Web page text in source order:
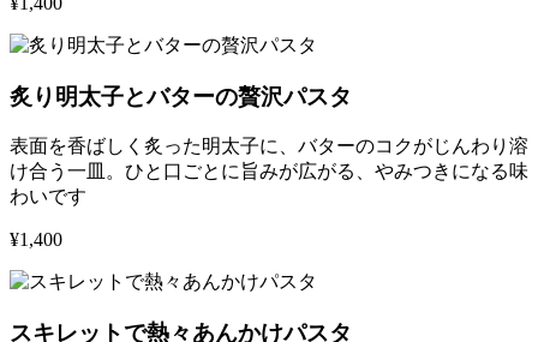
炙り明太子とバターの贅沢パスタ
表面を香ばしく炙った明太子に、バターのコクがじんわり溶
け合う一皿。ひと口ごとに旨みが広がる、やみつきになる味
わいです
¥1,400
スキレットで熱々あんかけパスタ